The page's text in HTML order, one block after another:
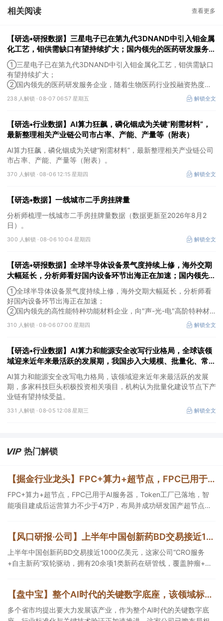
相关阅读 查看更多
【研选•研报数据】三星电子已在第九代3DNAND中引入钼金属
化工艺，钼供需缺口有望持续扩大；国内领先的医药研发服务企
业，随着生物医药行业投融资热度企稳回暖，后续实验室业务的
毛利拐点值得期待
①三星电子已在第九代3DNAND中引入钼金属化工艺，钼供需缺口
有望持续扩大；
②国内领先的医药研发服务企业，随着生物医药行业投融资热度企
稳回暖，后续实验室业务的毛利拐点值得期待。
238 人解锁 ·08-07 06:57 星期五 解锁全文
【研选•行业数据】AI算力狂飙，磷化铟成为关键“刚需材料”，
最新整理相关产业链公司市占率、产能、产量等（附表）
AI算力狂飙，磷化铟成为关键“刚需材料”，最新整理相关产业链公司
市占率、产能、产量等（附表）。
370 人解锁 ·08-06 12:15 星期四 解锁全文
【研选•数据】一线城市二手房挂牌量
分析师梳理一线城市二手房挂牌量数据（数据更新至2026年8月2
日）。
300 人解锁 ·08-06 10:04 星期四 解锁全文
【研选•研报数据】全球半导体设备景气度持续上修，海外交期
大幅延长，分析师看好国内设备环节出海正在加速；国内领先的
高性能特种功能材料企业，向"声-光-电"高阶特种材料平台跨
越，打开成长空间
①全球半导体设备景气度持续上修，海外交期大幅延长，分析师看
好国内设备环节出海正在加速；
②国内领先的高性能特种功能材料企业，向"声-光-电"高阶特种材
料平台跨越，打开成长空间。
310 人解锁 ·08-06 07:00 星期四 解锁全文
【研选•行业数据】AI算力和能源安全改写行业格局，全球该领
域迎来近年来最活跃的发展期，我国步入大规模、批量化、常态
化建设态势
AI算力和能源安全改写电力格局，该领域迎来近年来最活跃的发展
期，多家科技巨头积极投资相关项目，机构认为批量化建设节点下产
业链有望持续受益。
331 人解锁 ·08-05 12:08 星期三 解锁全文
热门解锁
【掘金行业龙头】FPC+算力+超节点，FPC已用于AI服务器，Token工厂已落地，智能项目建成后运营算力不少于4万P，这家公司布局并成功研发国产超节点系统
FPC+算力+超节点，FPC已用于AI服务器，Token工厂已落地，智
能项目建成后运营算力不少于4万P，布局并成功研发国产超节点系
【风口研报·公司】上半年中国创新药BD交易接近1000亿美元，这家公司“CRO服务+自主新药”双轮驱动，拥有20余项1类新药在研管线，覆盖肿瘤+自免+疼痛管理等重大领域
上半年中国创新药BD交易接近1000亿美元，这家公司“CRO服务
+自主新药”双轮驱动，拥有20余项1类新药在研管线，覆盖肿瘤+自
【盘中宝】整个AI时代的关键数字底座，该领域标准化与关键技术验证正加速推进，这家公司已瞻布局相关细分技术攻关与产品研发
多个省市均提出要大力发展该产业，作为整个AI时代的关键数字底